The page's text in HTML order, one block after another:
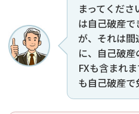
まってくだ
は自己破産
が、それは間
に、自己破
FXも含まれ
も自己破産で